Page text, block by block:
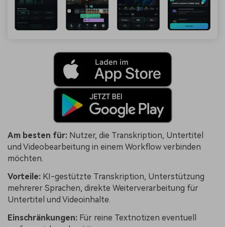
Am besten für: Nutzer, die Transkription, Untertitel
und Videobearbeitung in einem Workflow verbinden
möchten.
Vorteile: KI-gestützte Transkription, Unterstützung
mehrerer Sprachen, direkte Weiterverarbeitung für
Untertitel und Videoinhalte.
Einschränkungen: Für reine Textnotizen eventuell